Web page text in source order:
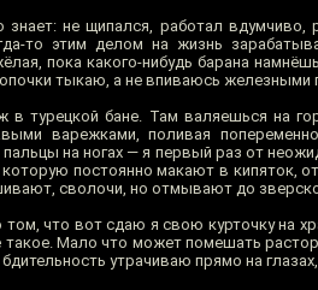
не щипался, работал вдумчиво,
то этим делом на жизнь
пока какого-нибудь барана
тыкаю, а не впиваюсь железными
турецкой бане. Там валяешься на
варежками, поливая
на ногах — я первый раз от
постоянно макают в кипяток,
сволочи, но отмывают до
что вот сдаю я свою курточку на
такое. Мало что может помешать
утрачиваю прямо на